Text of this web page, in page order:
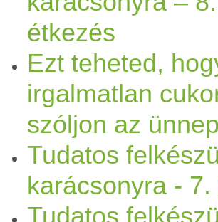
mindenféle fájd
emésztési problé
következtében az
már az első
tudatos
hatalmas
étkezés
Ezt teheted,
irgalmatlan
szóljon az
Tudatos
karácsonyra - 7.
Tudatos